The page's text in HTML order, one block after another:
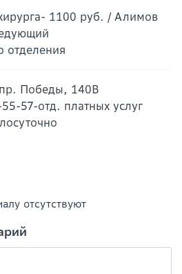
1100 руб. / Алимов
отделения
Победы, 140В
57-отд. платных услуг
отсутствуют